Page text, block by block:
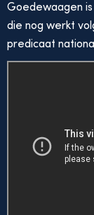
Goedewaagen
die nog werkt
predicaat